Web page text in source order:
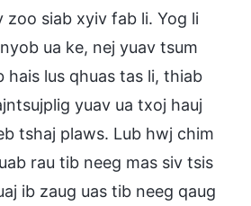
zoo siab xyiv fab li. Yog li
ua ke, nej yuav tsum
lus qhuas tas li, thiab
yuav ua txoj hauj
tshaj plaws. Lub hwj chim
rau tib neeg mas siv tsis
ib zaug uas tib neeg qaug